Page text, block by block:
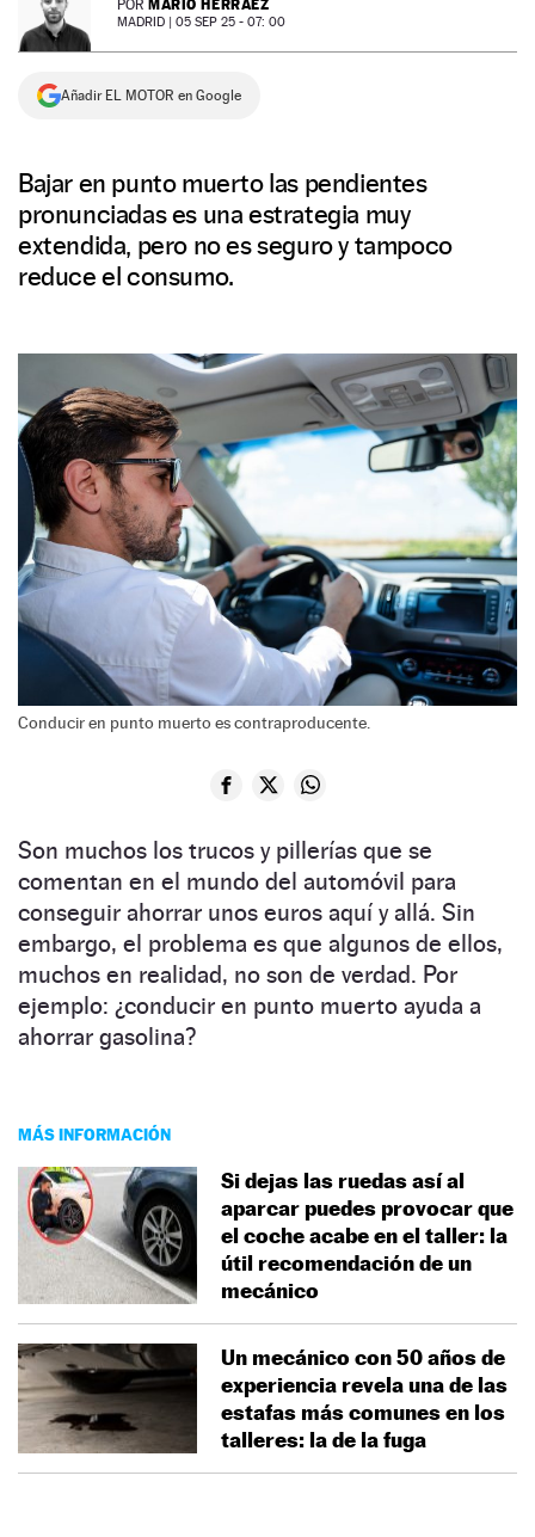
NEWSLETTER
SÍGUENOS
POR MARIO HERRÁEZ
MADRID | 05 SEP 25 - 07: 00
Añadir EL MOTOR en Google
Bajar en punto muerto las pendientes
pronunciadas es una estrategia muy
extendida, pero no es seguro y tampoco
reduce el consumo.
Conducir en punto muerto es contraproducente.
Son muchos los trucos y pillerías que se
comentan en el mundo del automóvil para
conseguir ahorrar unos euros aquí y allá. Sin
embargo, el problema es que algunos de ellos,
muchos en realidad, no son de verdad. Por
ejemplo: ¿conducir en punto muerto ayuda a
ahorrar gasolina?
MÁS INFORMACIÓN
Si dejas las ruedas así al
aparcar puedes provocar que
el coche acabe en el taller: la
útil recomendación de un
mecánico
Un mecánico con 50 años de
experiencia revela una de las
estafas más comunes en los
talleres: la de la fuga